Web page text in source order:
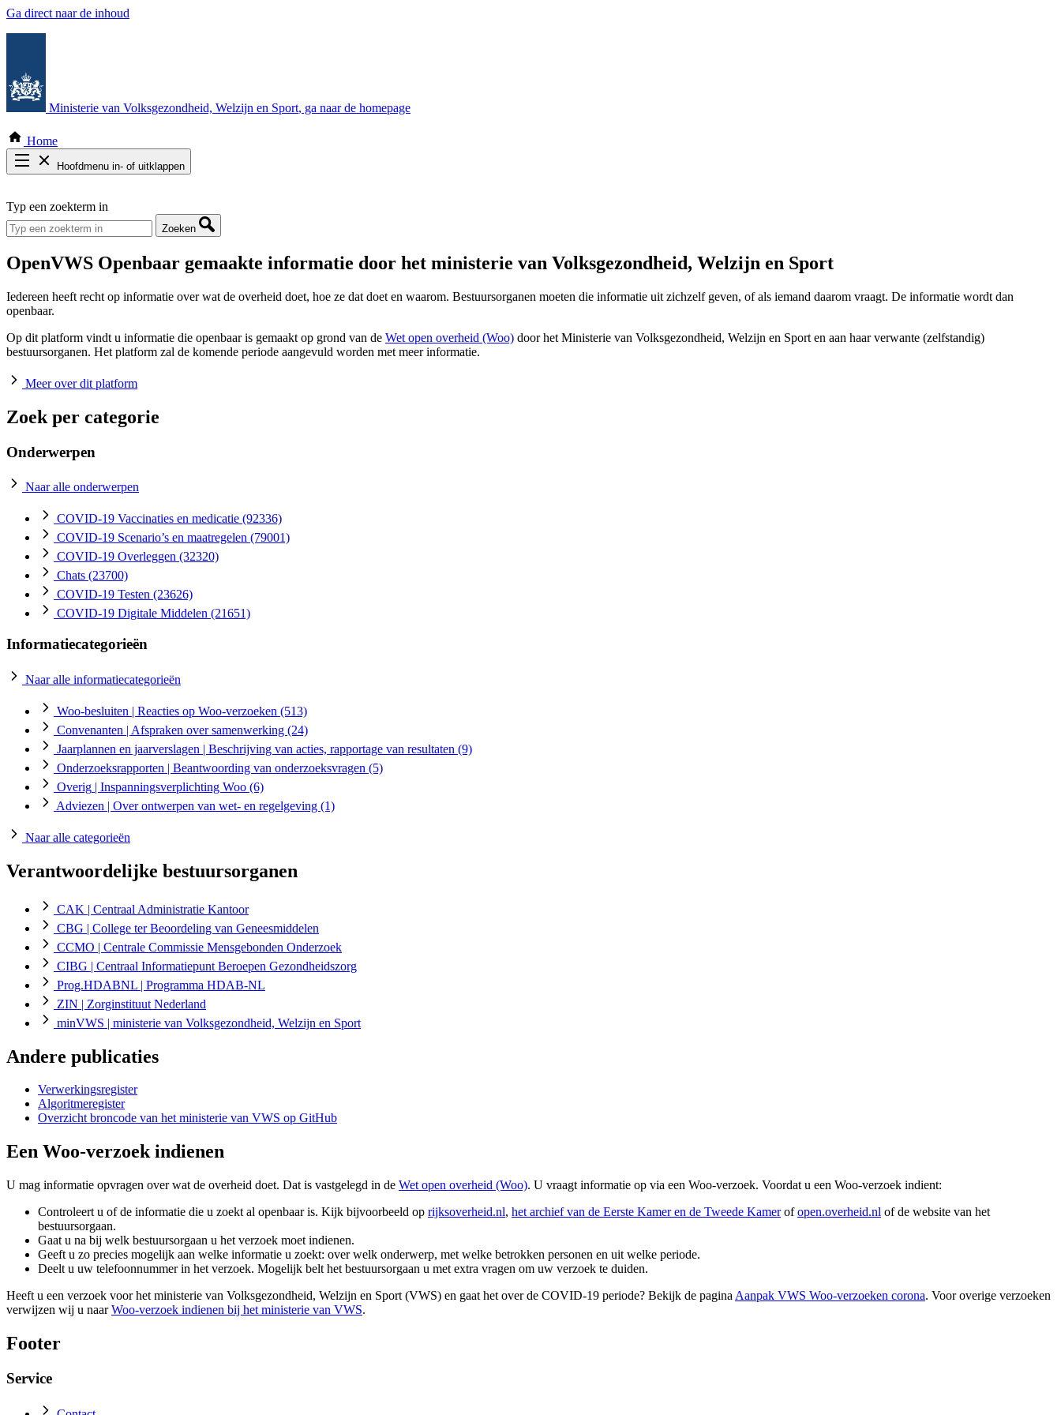
Ga direct naar de inhoud
Ministerie van Volksgezondheid, Welzijn en Sport, ga naar de homepage
Home
Hoofdmenu in- of uitklappen
Thema COVID-19
Bekijk per bestuursorgaan
Typ een zoekterm in
Zoeken
OpenVWS Openbaar gemaakte informatie door het ministerie van Volksgezondheid, Welzijn en Sport
Iedereen heeft recht op informatie over wat de overheid doet, hoe ze dat doet en waarom. Bestuursorganen moeten die informatie uit zichzelf geven, of als iemand daarom vraagt. De informatie wordt dan
openbaar.
Op dit platform vindt u informatie die openbaar is gemaakt op grond van de Wet open overheid (Woo) door het Ministerie van Volksgezondheid, Welzijn en Sport en aan haar verwante (zelfstandig)
bestuursorganen. Het platform zal de komende periode aangevuld worden met meer informatie.
Meer over dit platform
Zoek per categorie
Onderwerpen
Naar alle onderwerpen
COVID-19 Vaccinaties en medicatie (92336)
COVID-19 Scenario’s en maatregelen (79001)
COVID-19 Overleggen (32320)
Chats (23700)
COVID-19 Testen (23626)
COVID-19 Digitale Middelen (21651)
Informatiecategorieën
Naar alle informatiecategorieën
Woo-besluiten | Reacties op Woo-verzoeken (513)
Convenanten | Afspraken over samenwerking (24)
Jaarplannen en jaarverslagen | Beschrijving van acties, rapportage van resultaten (9)
Onderzoeksrapporten | Beantwoording van onderzoeksvragen (5)
Overig | Inspanningsverplichting Woo (6)
Adviezen | Over ontwerpen van wet- en regelgeving (1)
Naar alle categorieën
Verantwoordelijke bestuursorganen
CAK | Centraal Administratie Kantoor
CBG | College ter Beoordeling van Geneesmiddelen
CCMO | Centrale Commissie Mensgebonden Onderzoek
CIBG | Centraal Informatiepunt Beroepen Gezondheidszorg
Prog.HDABNL | Programma HDAB-NL
ZIN | Zorginstituut Nederland
minVWS | ministerie van Volksgezondheid, Welzijn en Sport
Andere publicaties
Verwerkingsregister
Algoritmeregister
Overzicht broncode van het ministerie van VWS op GitHub
Een Woo-verzoek indienen
U mag informatie opvragen over wat de overheid doet. Dat is vastgelegd in de Wet open overheid (Woo). U vraagt informatie op via een Woo-verzoek. Voordat u een Woo-verzoek indient:
Controleert u of de informatie die u zoekt al openbaar is. Kijk bijvoorbeeld op rijksoverheid.nl, het archief van de Eerste Kamer en de Tweede Kamerofopen.overheid.nl of de website van het
bestuursorgaan.
Gaat u na bij welk bestuursorgaan u het verzoek moet indienen.
Geeft u zo precies mogelijk aan welke informatie u zoekt: over welk onderwerp, met welke betrokken personen en uit welke periode.
Deelt u uw telefoonnummer in het verzoek. Mogelijk belt het bestuursorgaan u met extra vragen om uw verzoek te duiden.
Heeft u een verzoek voor het ministerie van Volksgezondheid, Welzijn en Sport (VWS) en gaat het over de COVID-19 periode? Bekijk de pagina Aanpak VWS Woo-verzoeken corona. Voor overige verzoeken
verwijzen wij u naarWoo-verzoek indienen bij het ministerie van VWS.
Footer
Service